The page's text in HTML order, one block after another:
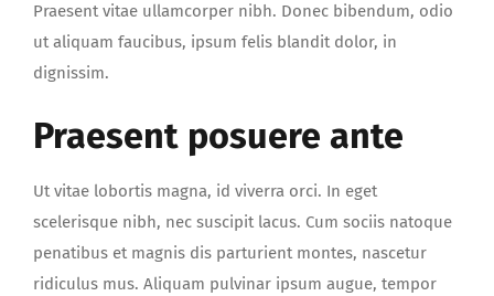
Praesent vitae ullamcorper nibh. Donec bibendum, odio
ut aliquam faucibus, ipsum felis blandit dolor, in
dignissim.
Praesent posuere ante
Ut vitae lobortis magna, id viverra orci. In eget
scelerisque nibh, nec suscipit lacus. Cum sociis natoque
penatibus et magnis dis parturient montes, nascetur
ridiculus mus. Aliquam pulvinar ipsum augue, tempor